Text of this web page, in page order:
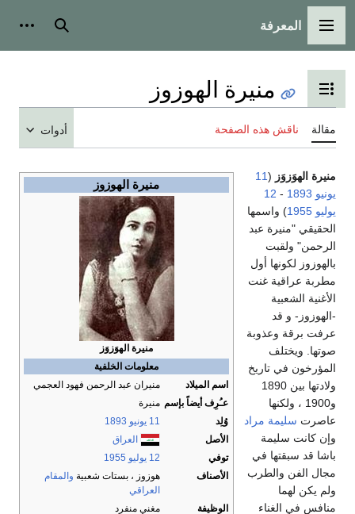
القائمة الرئيسية
المعرفة بحث
تبديل عرض جدول المحتويات
منيرة الهوزوز
مقالة ناقش هذه الصفحة أدوات
منيرة الهوزوز
منيرة الهوَزوَز
معلومات الخلفية
اسم الميلاد
منيران عبد الرحمن فهود العجمي
عـُرِف أيضاً بإسم منيرة
وُلِد
11 يونيو
1893
الأصل
العراق
توفي
12 يوليو
1955
الأصناف
هوزوز ، بستات شعبية والمقام
العراقي
الوظيفة
مغني منفرد
منيرة الهوَزوَز (
11
يونيو 1893
-
12
يوليو 1955) واسمها
الحقيقي "منيرة عبد
الرحمن" ولقبت
بالهوزوز لكونها أول
مطربة عراقية غنت
الأغنية الشعبية
-الهوزوز- و قد
عرفت برقة وعذوبة
صوتها. ويختلف
المؤرخون في تاريخ
ولادتها بين 1890
و1900 ، ولكنها
عاصرت سليمة مراد
وإن كانت سليمة
باشا قد سبقتها في
مجال الفن والطرب
ولم يكن لهما
منافس في الغناء